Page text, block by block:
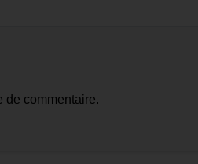
de commentaire.